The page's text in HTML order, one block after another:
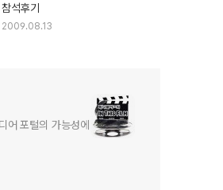
참석후기
2009.08.13
어 포털의 가능성에